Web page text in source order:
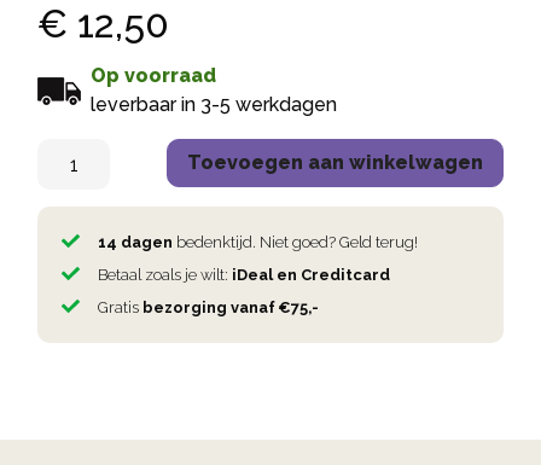
€ 12,50
Op voorraad
leverbaar in 3-5 werkdagen
Toevoegen aan winkelwagen
14 dagen bedenktijd. Niet goed? Geld terug!
Betaal zoals je wilt: iDeal en Creditcard
Gratis bezorging vanaf €75,-